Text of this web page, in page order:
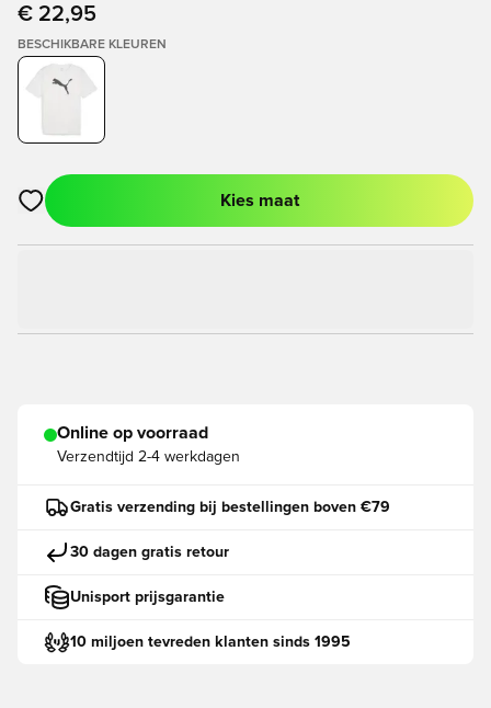
€ 22,95
BESCHIKBARE KLEUREN
Opent een venster om in te loggen of je aan te melden als lid
Kies maat
Online op voorraad
Verzendtijd 2-4 werkdagen
Gratis verzending bij bestellingen boven €79
30 dagen gratis retour
Unisport prijsgarantie
10 miljoen tevreden klanten sinds 1995